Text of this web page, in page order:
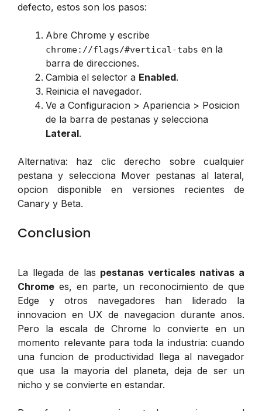
defecto, estos son los pasos:
Abre Chrome y escribe
chrome://flags/#vertical-tabs en la
barra de direcciones.
Cambia el selector a Enabled.
Reinicia el navegador.
Ve a Configuracion > Apariencia > Posicion
de la barra de pestanas y selecciona
Lateral.
Alternativa: haz clic derecho sobre cualquier
pestana y selecciona Mover pestanas al lateral,
opcion disponible en versiones recientes de
Canary y Beta.
Conclusion
La llegada de las pestanas verticales nativas a
Chrome es, en parte, un reconocimiento de que
Edge y otros navegadores han liderado la
innovacion en UX de navegacion durante anos.
Pero la escala de Chrome lo convierte en un
momento relevante para toda la industria: cuando
una funcion de productividad llega al navegador
que usa la mayoria del planeta, deja de ser un
nicho y se convierte en estandar.